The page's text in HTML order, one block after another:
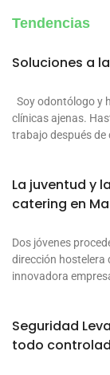
Tendencias
Soluciones a
Soy odontólogo y
clínicas ajenas.
trabajo después de
La juventud y
catering en
Dos jóvenes
dirección hostelera
innovadora
Seguridad
todo